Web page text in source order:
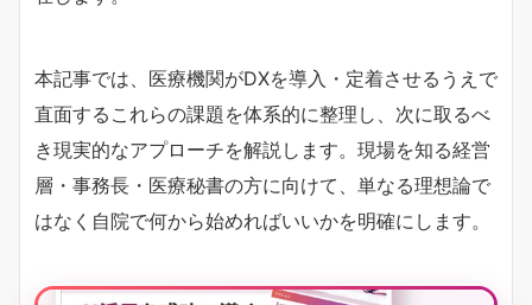
本記事では、医療機関がDXを導入・定着させるうえで
直面するこれらの課題を体系的に整理し、次に取るべ
き現実的なアプローチを解説します。現場を知る経営
層・事務長・医療秘書の方に向けて、単なる理想論で
はなく自院で何から始めればいいかを明確にします。